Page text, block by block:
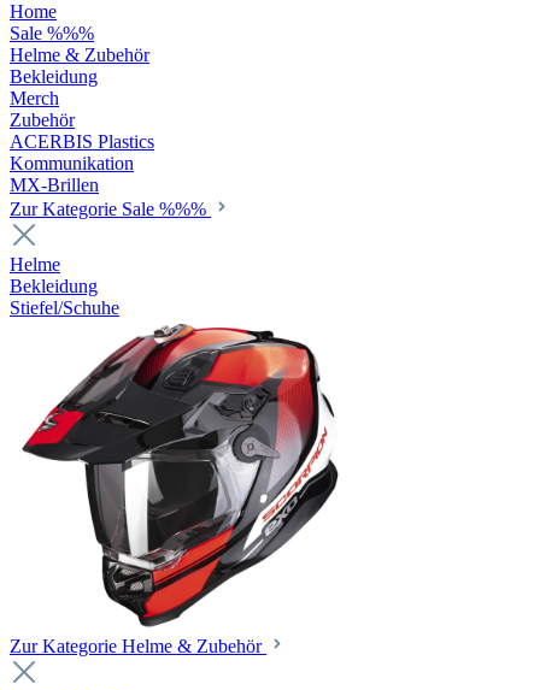
Home
Sale %%%
Helme & Zubehör
Bekleidung
Merch
Zubehör
ACERBIS Plastics
Kommunikation
MX-Brillen
Zur Kategorie Sale %%%
Helme
Bekleidung
Stiefel/Schuhe
Zur Kategorie Helme & Zubehör